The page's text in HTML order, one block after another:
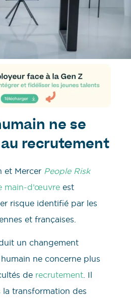
ne se
recrutement
et Mercer People Risk
main-d’œuvre est
risque identifié par les
et françaises.
un changement
ne concerne plus
de recrutement . Il
transformation des